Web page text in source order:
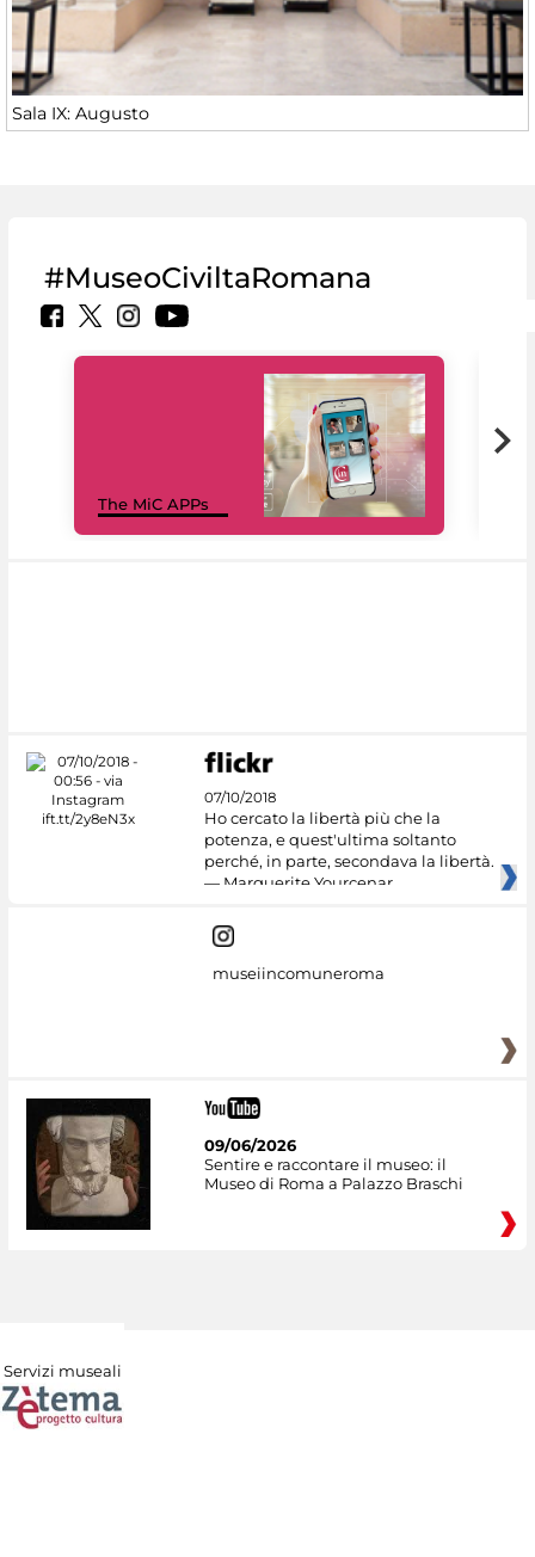
Sala IX: Augusto
#MuseoCiviltaRomana
The MiC APPs
07/10/2018
Ho cercato la libertà più che la
potenza, e quest'ultima soltanto
perché, in parte, secondava la libertà.
— Marguerite Yourcenar
museiincomuneroma
09/06/2026
Sentire e raccontare il museo: il
Museo di Roma a Palazzo Braschi
Servizi museali